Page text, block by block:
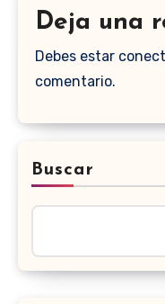
Deja una
Debes estar
comentario.
Buscar